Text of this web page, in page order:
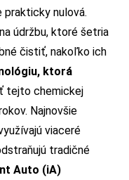
prakticky nulová.
údržbu, ktoré šetria
čistiť, nakoľko ich
ktorá
tejto chemickej
Najnovšie
viaceré
tradičné
Auto (iA)